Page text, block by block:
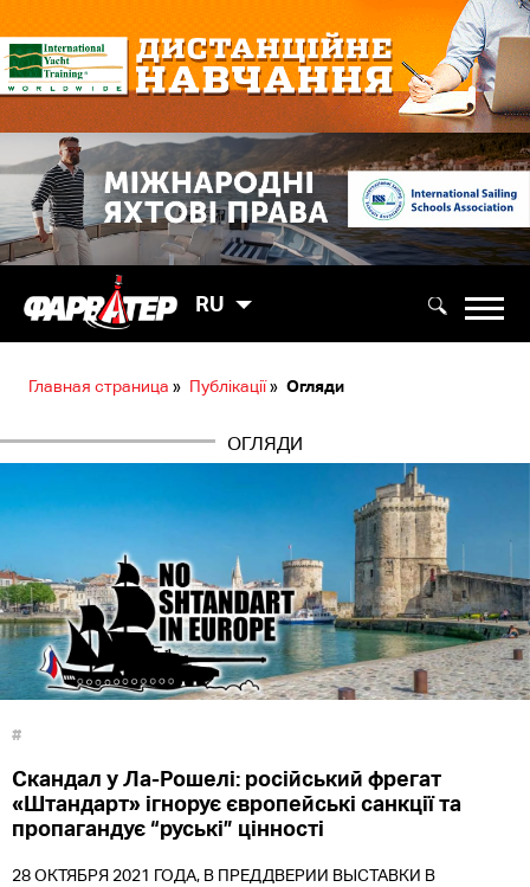
RU
Главная страница » Публікації» Огляди
ОГЛЯДИ
#
Скандал у Ла-Рошелі: російський фрегат
«Штандарт» ігнорує європейські санкції та
пропагандує “руські” цінності
28 ОКТЯБРЯ 2021 ГОДА, В ПРЕДДВЕРИИ ВЫСТАВКИ В